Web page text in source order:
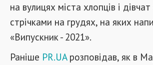
на вулицях міста хлопців і
стрічками на грудях, на яких
«Випускник - 2021».
Раніше PR.UAрозповідав, як в